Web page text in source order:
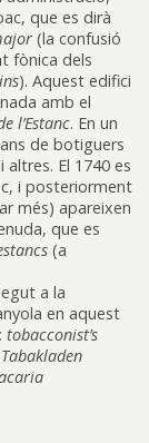
que es dirà
(la confusió
fònica dels
). Aquest edifici
amb el
l’Estanc. En un
de botiguers
El 1740 es
i posteriorment
més) apareixen
que es
(a
a la
en aquest
tobacconist’s
Tabakladen